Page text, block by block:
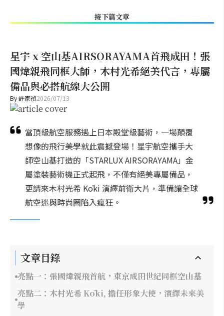
接下篇文章
星宇 x 空山基AIRSORAYAMA首飛成田！張
國煒親飛同框大師，木村光希絕美代言，專屬
備品與必搭航線大公開
By許家禎2026/07/13
當頂級航空服務遇上日本殿堂級藝術，一場顛覆
想像的飛行美學就此震撼登場！星宇航空攜手大
師空山基打造的「STARLUX AIRSORAYAMA」金
屬塗裝藝術機正式起飛，不僅有絕美專屬備品，
更請來木村光希 Kōki 演繹前衛大片，準備讓全球
航空迷與時尚圈陷入瘋狂。
文章目錄
亮點一：張國煒親飛首航，東京成田世紀同框空山基
亮點二：木村光希 Kōki, 擔任形象大使，演繹未來美
學